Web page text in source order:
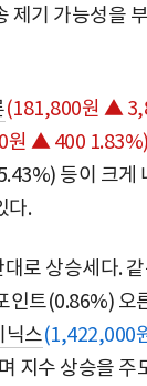
제기 가능성을
(181,800원 ▲
원 ▲ 400 1.83%)
등이 크게
다.
로 상승세다.
인트(0.86%) 오
닉스(1,422,000
지수 상승을 주